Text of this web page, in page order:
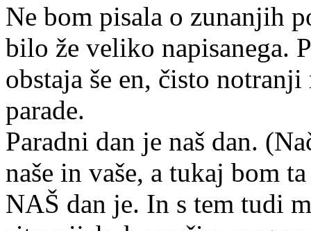
Ne bom pisala o zunanjih
bilo že veliko napisanega.
obstaja še en, čisto
parade.
Paradni dan je naš dan.
naše in vaše, a tukaj bom
NAŠ dan je. In s tem tudi